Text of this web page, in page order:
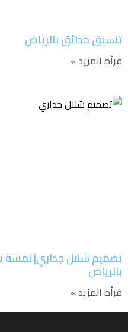
تنسيق حدائق بالرياض
قرأه المزيد »
تصميم شلال جداري|
بالرياض
قرأه المزيد »